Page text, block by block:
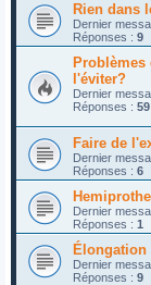
Rien dans
Dernier
Réponses : 9
l'éviter?
Dernier
Réponses : 59
Faire de
Dernier
Réponses : 6
Dernier
Réponses : 1
Élongation
Dernier
Réponses : 9